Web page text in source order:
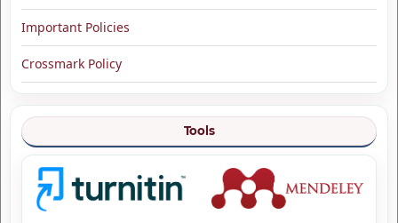
Important Policies
Crossmark Policy
Tools